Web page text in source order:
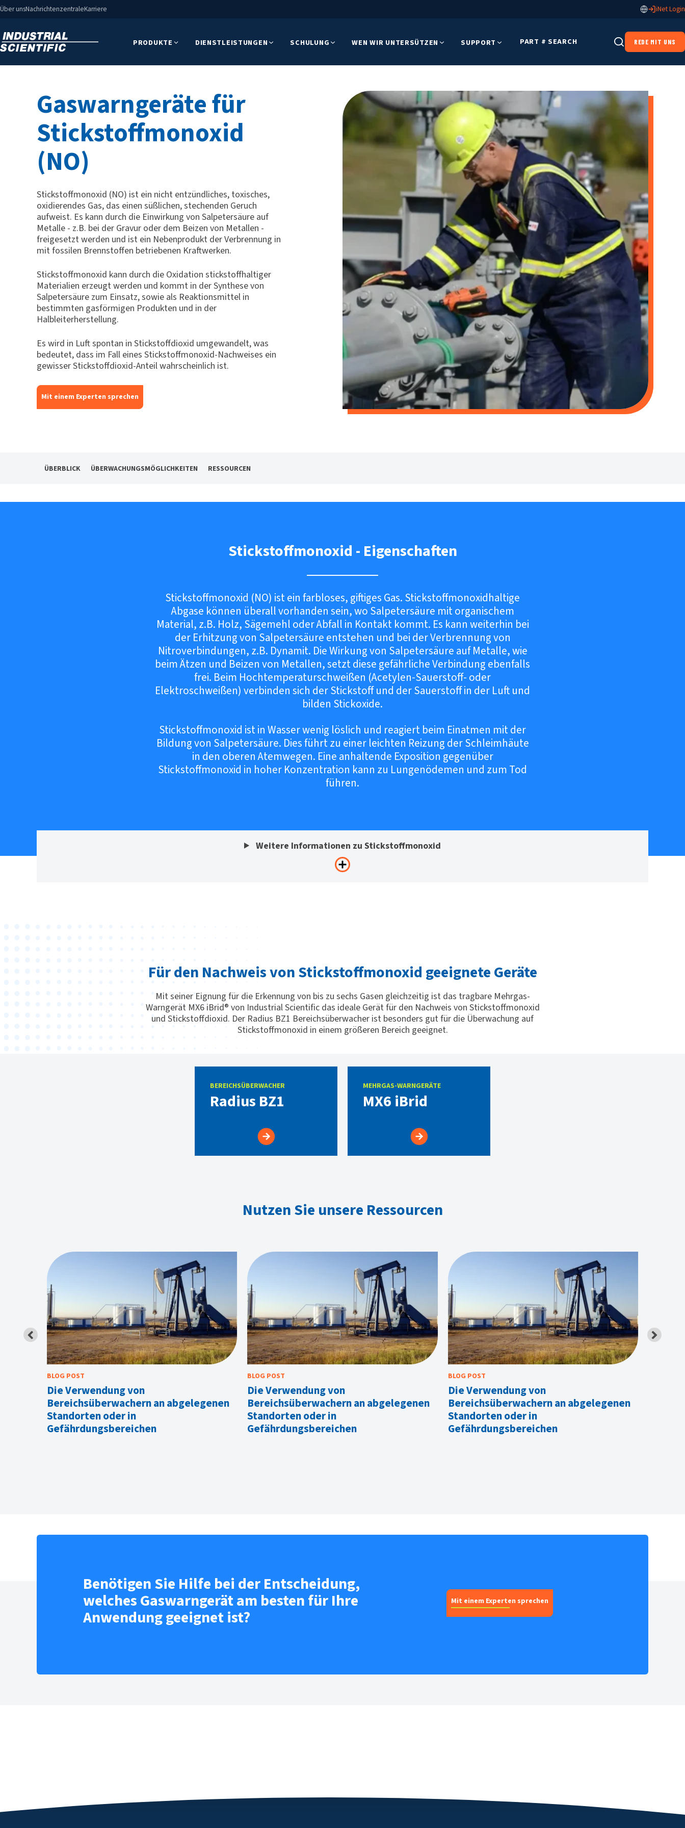
Über unsNachrichtenzentraleKarriere iNet Login
PRODUKTE DIENSTLEISTUNGEN SCHULUNG WEN WIR UNTERSÜTZEN SUPPORT PART # SEARCH REDE MIT UNS
Gaswarngeräte für
Stickstoffmonoxid
(NO)
Stickstoffmonoxid (NO) ist ein nicht entzündliches, toxisches,
oxidierendes Gas, das einen süßlichen, stechenden Geruch
aufweist. Es kann durch die Einwirkung von Salpetersäure auf
Metalle - z.B. bei der Gravur oder dem Beizen von Metallen -
freigesetzt werden und ist ein Nebenprodukt der Verbrennung in
mit fossilen Brennstoffen betriebenen Kraftwerken.
Stickstoffmonoxid kann durch die Oxidation stickstoffhaltiger
Materialien erzeugt werden und kommt in der Synthese von
Salpetersäure zum Einsatz, sowie als Reaktionsmittel in
bestimmten gasförmigen Produkten und in der
Halbleiterherstellung.
Es wird in Luft spontan in Stickstoffdioxid umgewandelt, was
bedeutet, dass im Fall eines Stickstoffmonoxid-Nachweises ein
gewisser Stickstoffdioxid-Anteil wahrscheinlich ist.
Mit einem Experten sprechen
ÜBERBLICK ÜBERWACHUNGSMÖGLICHKEITEN RESSOURCEN
Stickstoffmonoxid - Eigenschaften
Stickstoffmonoxid (NO) ist ein farbloses, giftiges Gas. Stickstoffmonoxidhaltige
Abgase können überall vorhanden sein, wo Salpetersäure mit organischem
Material, z.B. Holz, Sägemehl oder Abfall in Kontakt kommt. Es kann weiterhin bei
der Erhitzung von Salpetersäure entstehen und bei der Verbrennung von
Nitroverbindungen, z.B. Dynamit. Die Wirkung von Salpetersäure auf Metalle, wie
beim Ätzen und Beizen von Metallen, setzt diese gefährliche Verbindung ebenfalls
frei. Beim Hochtemperaturschweißen (Acetylen-Sauerstoff- oder
Elektroschweißen) verbinden sich der Stickstoff und der Sauerstoff in der Luft und
bilden Stickoxide.
Stickstoffmonoxid ist in Wasser wenig löslich und reagiert beim Einatmen mit der
Bildung von Salpetersäure. Dies führt zu einer leichten Reizung der Schleimhäute
in den oberen Atemwegen. Eine anhaltende Exposition gegenüber
Stickstoffmonoxid in hoher Konzentration kann zu Lungenödemen und zum Tod
führen.
Weitere Informationen zu Stickstoffmonoxid
Für den Nachweis von Stickstoffmonoxid geeignete Geräte
Mit seiner Eignung für die Erkennung von bis zu sechs Gasen gleichzeitig ist das tragbare Mehrgas-
Warngerät MX6 iBrid® von Industrial Scientific das ideale Gerät für den Nachweis von Stickstoffmonoxid
und Stickstoffdioxid. Der Radius BZ1 Bereichsüberwacher ist besonders gut für die Überwachung auf
Stickstoffmonoxid in einem größeren Bereich geeignet.
BEREICHSÜBERWACHER
Radius BZ1
MEHRGAS-WARNGERÄTE
MX6 iBrid
Nutzen Sie unsere Ressourcen
BLOG POST
Die Verwendung von
Bereichsüberwachern an abgelegenen
Standorten oder in
Gefährdungsbereichen
BLOG POST
Die Verwendung von
Bereichsüberwachern an abgelegenen
Standorten oder in
Gefährdungsbereichen
BLOG POST
Die Verwendung von
Bereichsüberwachern an abgelegenen
Standorten oder in
Gefährdungsbereichen
Benötigen Sie Hilfe bei der Entscheidung,
welches Gaswarngerät am besten für Ihre
Anwendung geeignet ist?
Mit einem Experten sprechen